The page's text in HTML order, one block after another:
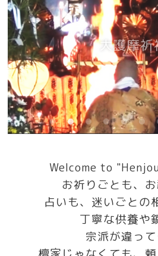
大護摩祈
Welcome to
お祈りごとも、お
占いも、迷いごとの
丁寧な供養や
宗派が違って